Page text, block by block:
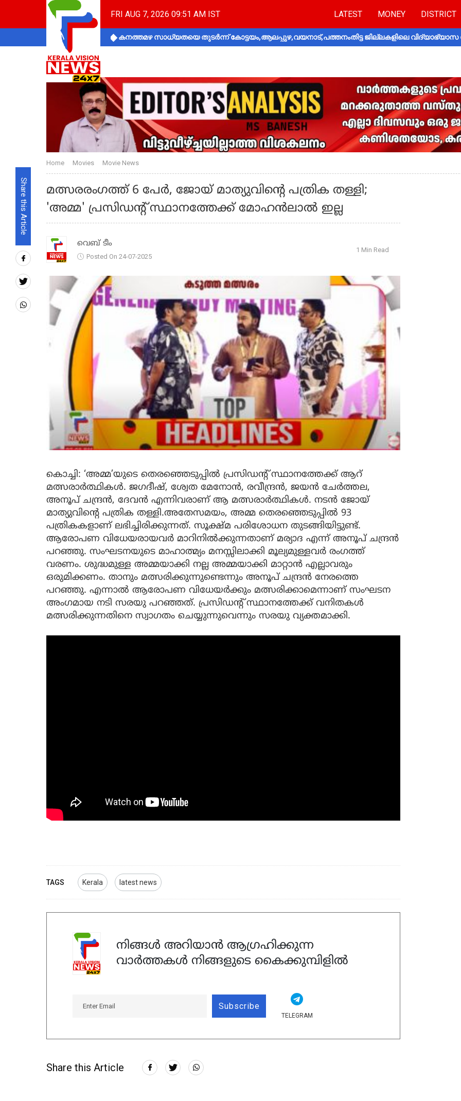
FRI AUG 7, 2026 09:51 AM IST LATEST MONEY DISTRICT
കനത്തമഴ സാധ്യതയെ തുടർന്ന് കോട്ടയം,ആലപ്പുഴ,വയനാട്,പത്തനംതിട്ട ജില്ലകളിലെ വിദ്യാഭ്യാസ
Share this Article
Home Movies Movie News
മത്സരരം​ഗത്ത് 6 പേര്‍, ജോയ് മാത്യുവിന്റെ പത്രിക തള്ളി;
'അമ്മ' പ്രസിഡന്റ് സ്ഥാനത്തേക്ക് മോഹൻലാൽ ഇല്ല
വെബ് ടീം
Posted On 24-07-2025
1 Min Read
കൊച്ചി: ‘അമ്മ’യുടെ തെര‍ഞ്ഞെടുപ്പിൽ പ്രസിഡന്റ് സ്ഥാനത്തേക്ക് ആറ്
മത്സരാർത്ഥികൾ. ജ​ഗദീഷ്, ശ്വേത മേനോൻ, രവീന്ദ്രൻ, ജയൻ ചേർത്തല,
അനൂപ് ചന്ദ്രൻ, ദേവൻ എന്നിവരാണ് ആ മത്സരാർത്ഥികൾ. നടൻ ജോയ്
മാത്യുവിന്റെ പത്രിക തള്ളി.അതേസമയം, അമ്മ തെരഞ്ഞെടുപ്പിൽ 93
പത്രികകളാണ് ലഭിച്ചിരിക്കുന്നത്. സൂക്ഷ്മ പരിശോധന തുടങ്ങിയിട്ടുണ്ട്.
ആരോപണ വിധേയരായവർ മാറിനിൽക്കുന്നതാണ് മര്യാദ എന്ന് അനൂപ് ചന്ദ്രൻ
പറഞ്ഞു. സംഘടനയുടെ മാഹാത്മ്യം മനസ്സിലാക്കി മൂല്യമുള്ളവർ രംഗത്ത്
വരണം. ശുദ്ധമുള്ള അമ്മയാക്കി നല്ല അമ്മയാക്കി മാറ്റാൻ എല്ലാവരും
ഒരുമിക്കണം. താനും മത്സരിക്കുന്നുണ്ടെന്നും അനൂപ് ചന്ദ്രൻ നേരത്തെ
പറഞ്ഞു. എന്നാൽ ആ​രോപണ വിധേയർക്കും മത്സരിക്കാമെന്നാണ് സംഘടന
അം​ഗമായ നടി സരയു പറഞ്ഞത്. പ്രസിഡന്റ് സ്ഥാനത്തേക്ക് വനിതകൾ
മത്സരിക്കുന്നതിനെ സ്വാഗതം ചെയ്യുന്നുവെന്നും സരയു വ്യക്തമാക്കി.
TAGS Kerala latest news
നിങ്ങൾ അറിയാൻ ആഗ്രഹിക്കുന്ന
വാർത്തകൾ നിങ്ങളുടെ കൈക്കുമ്പിളിൽ
Subscribe
TELEGRAM
Share this Article